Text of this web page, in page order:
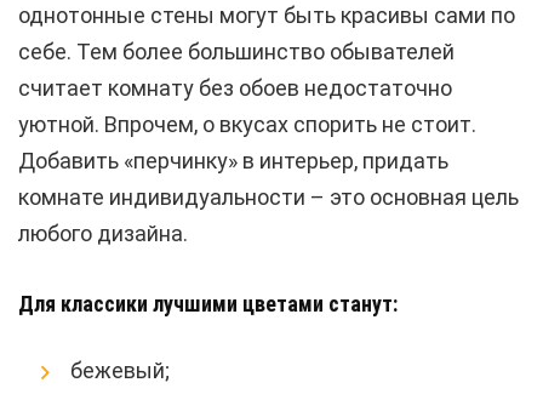
однотонные стены могут быть красивы сами по
себе. Тем более большинство обывателей
считает комнату без обоев недостаточно
уютной. Впрочем, о вкусах спорить не стоит.
Добавить «перчинку» в интерьер, придать
комнате индивидуальности – это основная цель
любого дизайна.
Для классики лучшими цветами станут:
бежевый;